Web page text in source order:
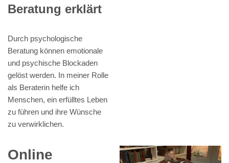
Beratung erklärt
Durch psychologische
Beratung können emotionale
und psychische Blockaden
gelöst werden. In meiner Rolle
als Beraterin helfe ich
Menschen, ein erfülltes Leben
zu führen und ihre Wünsche
zu verwirklichen.
Online